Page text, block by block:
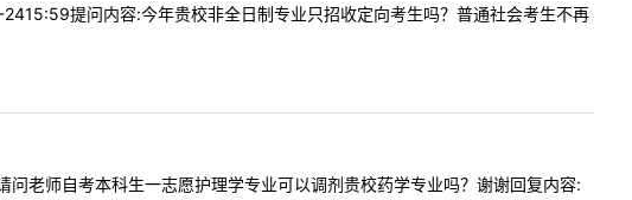
提问内容:今年贵校非全日制专业只招收定向考生吗？普通社会考生不再
老师自考本科生一志愿护理学专业可以调剂贵校药学专业吗？谢谢回复内容: